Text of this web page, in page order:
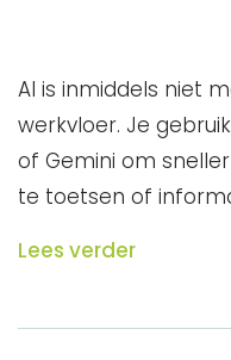
AI is inmiddels niet
werkvloer. Je
of Gemini om
te toetsen of
Lees verder